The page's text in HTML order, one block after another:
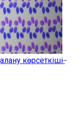
көрсеткіші